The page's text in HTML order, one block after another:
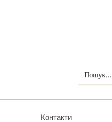
Контакти